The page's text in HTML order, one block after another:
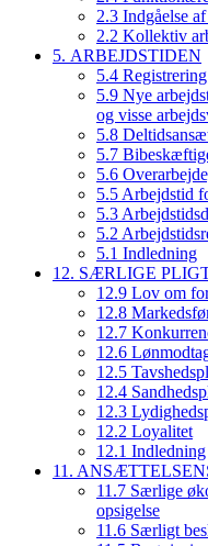
2.3 Indgåelse
2.2 Kollektiv
5. ARBEJDSTIDEN
5.4
5.9 Nye
og visse
5.8
5.7
5.6
5.5 Arbejdstid
5.3
5.2
5.1 Indledning
12. SÆRLIGE
12.9 Lov om
12.8
12.7
12.6
12.5
12.4
12.3
12.2 Loyalitet
12.1 Indledning
11.
11.7 Særlige
opsigelse
11.6 Særligt